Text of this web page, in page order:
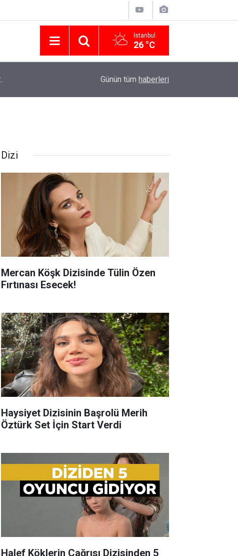
İstanbul
26 °C
Günün tüm haberleri
Dizi
Mercan Köşk Dizisinde Tülin Özen
Fırtınası Esecek!
Haysiyet Dizisinin Başrolü Merih
Öztürk Set İçin Start Verdi
Halef Köklerin Çağrısı Dizisinden 5